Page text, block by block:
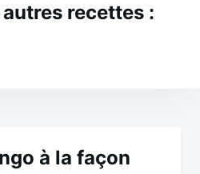
recettes :
à la façon